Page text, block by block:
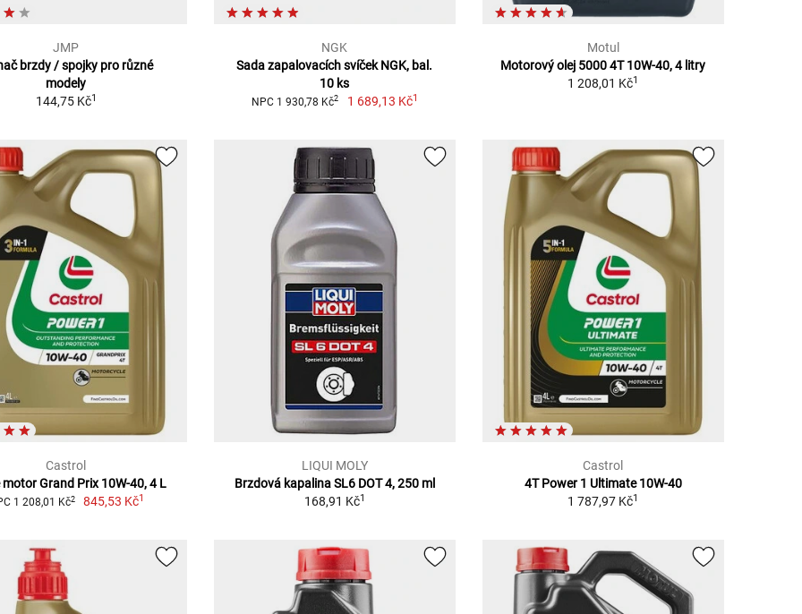
JMP
brzdy / spojky pro různé
modely
144,75 Kč1
NGK
Sada zapalovacích svíček NGK, bal.
10 ks
NPC 1 930,78 Kč2 1 689,13 Kč1
Motul
Motorový olej 5000 4T 10W-40, 4 litry
1 208,01 Kč1
Castrol
motor Grand Prix 10W-40, 4 L
1 208,01 Kč2 845,53 Kč1
LIQUI MOLY
Brzdová kapalina SL6 DOT 4, 250 ml
168,91 Kč1
Castrol
4T Power 1 Ultimate 10W-40
1 787,97 Kč1